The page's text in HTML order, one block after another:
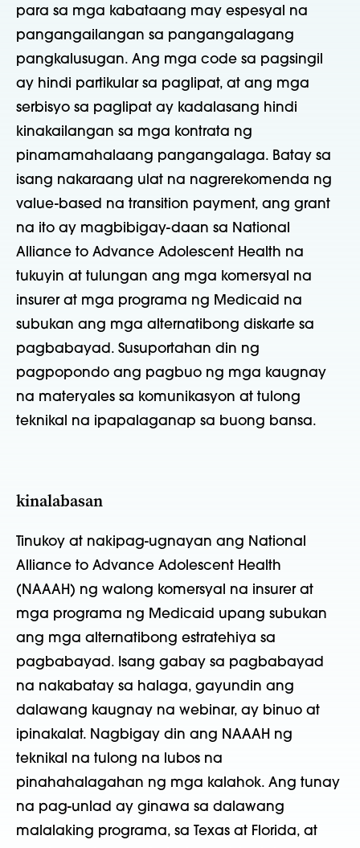
para sa mga kabataang may espesyal na
pangangailangan sa pangangalagang
pangkalusugan. Ang mga code sa pagsingil
ay hindi partikular sa paglipat, at ang mga
serbisyo sa paglipat ay kadalasang hindi
kinakailangan sa mga kontrata ng
pinamamahalaang pangangalaga. Batay sa
isang nakaraang ulat na nagrerekomenda ng
value-based na transition payment, ang grant
na ito ay magbibigay-daan sa National
Alliance to Advance Adolescent Health na
tukuyin at tulungan ang mga komersyal na
insurer at mga programa ng Medicaid na
subukan ang mga alternatibong diskarte sa
pagbabayad. Susuportahan din ng
pagpopondo ang pagbuo ng mga kaugnay
na materyales sa komunikasyon at tulong
teknikal na ipapalaganap sa buong bansa.
kinalabasan
Tinukoy at nakipag-ugnayan ang National
Alliance to Advance Adolescent Health
(NAAAH) ng walong komersyal na insurer at
mga programa ng Medicaid upang subukan
ang mga alternatibong estratehiya sa
pagbabayad. Isang gabay sa pagbabayad
na nakabatay sa halaga, gayundin ang
dalawang kaugnay na webinar, ay binuo at
ipinakalat. Nagbigay din ang NAAAH ng
teknikal na tulong na lubos na
pinahahalagahan ng mga kalahok. Ang tunay
na pag-unlad ay ginawa sa dalawang
malalaking programa, sa Texas at Florida, at